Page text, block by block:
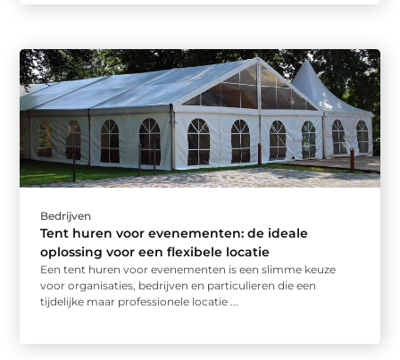
Bedrijven
Tent huren voor evenementen: de ideale
oplossing voor een flexibele locatie
Een tent huren voor evenementen is een slimme keuze
voor organisaties, bedrijven en particulieren die een
tijdelijke maar professionele locatie ...